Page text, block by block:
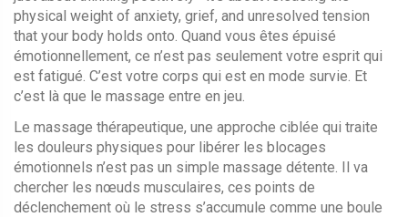
physical weight of anxiety, grief, and unresolved tension
that your body holds onto. Quand vous êtes épuisé
émotionnellement, ce n’est pas seulement votre esprit qui
est fatigué. C’est votre corps qui est en mode survie. Et
c’est là que le massage entre en jeu.
Le massage thérapeutique, une approche ciblée qui traite
les douleurs physiques pour libérer les blocages
émotionnels n’est pas un simple massage détente. Il va
chercher les nœuds musculaires, ces points de
déclenchement où le stress s’accumule comme une boule